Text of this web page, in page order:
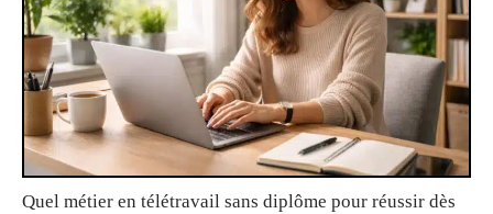
Quel métier en télétravail sans diplôme pour réussir dès